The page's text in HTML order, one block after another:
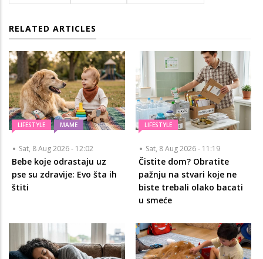
RELATED ARTICLES
LIFESTYLE MAME
Sat, 8 Aug 2026 - 12:02
Bebe koje odrastaju uz
pse su zdravije: Evo šta ih
štiti
LIFESTYLE
Sat, 8 Aug 2026 - 11:19
Čistite dom? Obratite
pažnju na stvari koje ne
biste trebali olako bacati
u smeće